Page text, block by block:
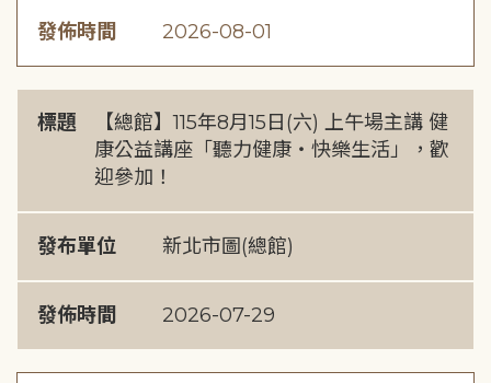
發佈時間 2026-08-01
標題
【總館】115年8月15日(六) 上午場主講 健
康公益講座「聽力健康・快樂生活」，歡
迎參加！
發布單位 新北市圖(總館)
發佈時間 2026-07-29